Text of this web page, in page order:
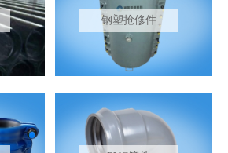
钢塑抢修件